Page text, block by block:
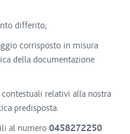
differito;
corrisposto in misura
della documentazione
relativi alla nostra
predisposta.
al numero 0458272250